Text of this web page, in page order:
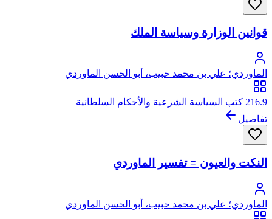
قوانين الوزارة وسياسة الملك
الماوردي؛ علي بن محمد حبيب، أبو الحسن الماوردي
216.9 كتب السياسة الشرعية والأحكام السلطانية
تفاصيل
النكت والعيون = تفسير الماوردي
الماوردي؛ علي بن محمد حبيب، أبو الحسن الماوردي